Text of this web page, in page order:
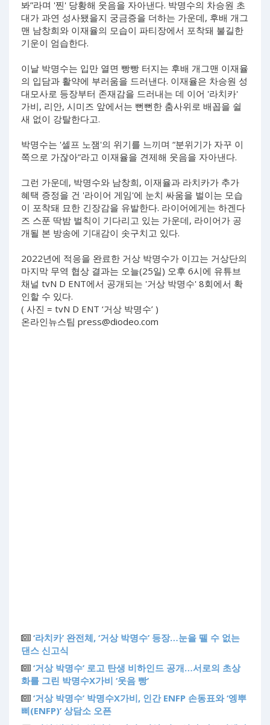
봐”라며 '찐' 당황해 웃음을 자아낸다. 박명수의 차승원 초
대가 과연 성사됐을지 궁금증을 더하는 가운데, 후배 개그
맨 남창희와 이재율의 모습이 파티장에서 포착돼 불길한
기운이 엄습한다.
이날 박명수는 입만 열면 빵빵 터지는 후배 개그맨 이재율
의 입담과 활약에 부러움을 드러낸다. 이재율은 차승원 성
대모사로 등장부터 존재감을 드러내는 데 이어 '라치카'
가비, 리안, 시미즈 앞에서는 뻔뻔한 춤사위로 배꼽을 쉴
새 없이 강탈한다고.
박명수는 '셀프 노잼'의 위기를 느끼며 “분위기가 자꾸 이
쪽으로 가잖아”라고 이재율을 견제해 웃음을 자아낸다.
그런 가운데, 박명수와 남창희, 이재율과 라치카가 추가
혜택 증정을 건 '라이어 게임'에 눈치 싸움을 벌이는 모습
이 포착돼 묘한 긴장감을 유발한다. 라이어에게는 하겐다
즈 스푼 딱밤 벌칙이 기다리고 있는 가운데, 라이어가 공
개될 본 방송에 기대감이 솟구치고 있다.
2022년에 적응을 완료한 거상 박명수가 이끄는 거상단의
마지막 무역 협상 결과는 오늘(25일) 오후 6시에 유튜브
채널 tvN D ENT에서 공개되는 '거상 박명수' 8회에서 확
인할 수 있다.
( 사진 = tvN D ENT ‘거상 박명수’ )
온라인뉴스팀 press@diodeo.com
‘라치카’ 완전체, ‘거상 박명수’ 등장…눈을 뗄 수 없는
댄스 신고식
‘거상 박명수’ 로고 탄생 비하인드 공개…서로의 초상
화를 그린 박명수X가비 ‘웃음 빵’
‘거상 박명수’ 박명수X가비, 인간 ENFP 손동표와 ‘엥뿌
삐(ENFP)’ 상담소 오픈